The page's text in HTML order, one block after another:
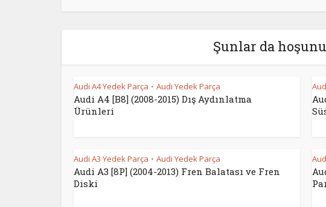
Şunlar da
Audi A4 Yedek Parça • Audi Yedek Parça
Audi A4 [B8] (2008-2015) Dış Aydınlatma
Ürünleri
Audi A3 Yedek Parça • Audi Yedek Parça
Audi A3 [8P] (2004-2013) Fren Balatası ve Fren
Diski